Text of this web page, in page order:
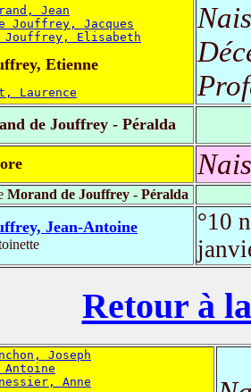
Jean
Jouffrey, Jacques
Jouffrey, Elisabeth
Etienne
Laurence
de Jouffrey - Péralda
Morand de Jouffrey - Péralda
Jean-Antoine
°10
Retour à
Joseph
Antoine
Anne